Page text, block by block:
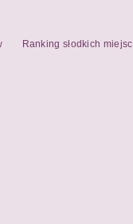
Ranking słodkich miejsc